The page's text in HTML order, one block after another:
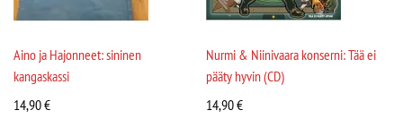
Aino ja Hajonneet: sininen
kangaskassi
14,90€
Nurmi & Niinivaara konserni: Tää ei
pääty hyvin (CD)
14,90€